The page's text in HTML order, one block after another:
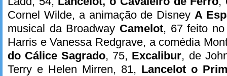
Cornel Wilde, a animação de Disney A
musical da Broadway Camelot, 67 feito
Harris e Vanessa Redgrave, a comédia
do Cálice Sagrado, 75, Excalibur, de
Terry e Helen Mirren, 81, Lancelot o